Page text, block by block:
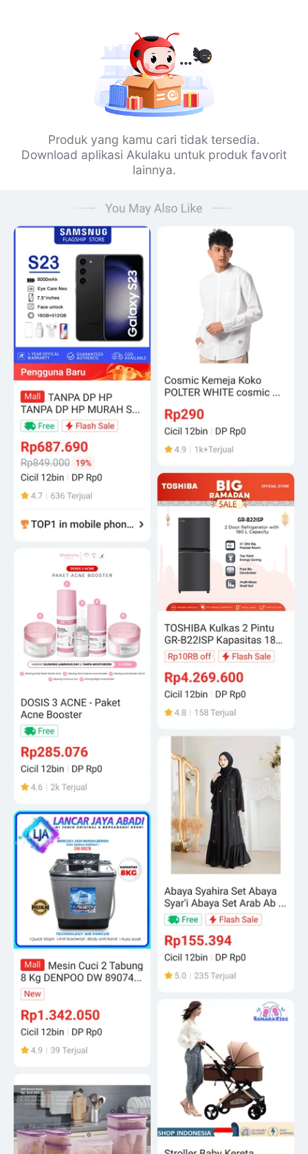
Produk yang kamu cari tidak tersedia.
Download aplikasi Akulaku untuk produk favorit
lainnya.